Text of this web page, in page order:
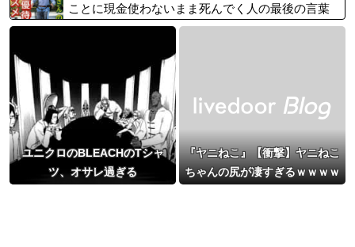
ことに現金使わないまま死んでく人の最後の言葉
ユニクロのBLEACHのTシャ
ツ、オサレ過ぎる
『ヤニねこ』【衝撃】ヤニねこ
ちゃんの尻が凄すぎるｗｗｗｗ